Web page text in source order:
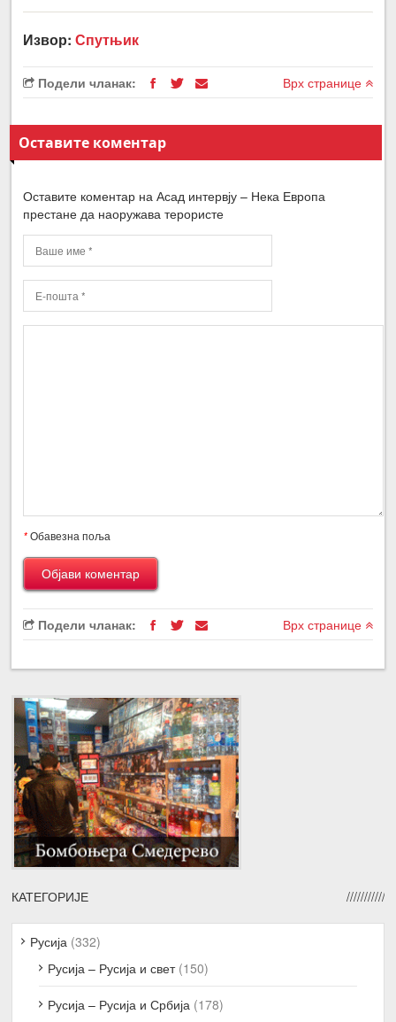
Извор:Спутњик
Подели чланак: Врх странице
Оставите коментар
Оставите коментар на Асад интервју – Нека Европа
престане да наоружава терористе
*Обавезна поља
Подели чланак: Врх странице
КАТЕГОРИЈЕ
Русија (332)
Русија – Русија и свет(150)
Русија – Русија и Србија (178)